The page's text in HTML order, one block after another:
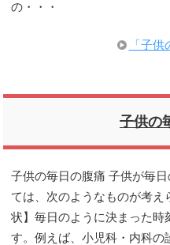
の・・・
「子
子供の
子供の毎日の腹痛 子供が毎
ては、次のようなものが考
状】毎日のように決まった時
す。例えば、小児科・内科の